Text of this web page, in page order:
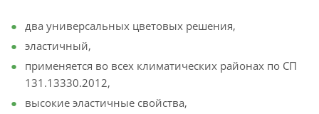
два универсальных цветовых решения,
эластичный,
применяется во всех климатических районах по СП
131.13330.2012,
высокие эластичные свойства,